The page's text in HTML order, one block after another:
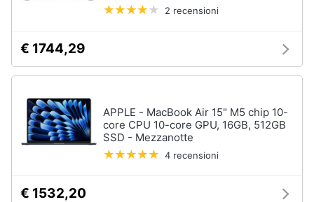
2 recensioni
€ 1744,29
APPLE - MacBook Air 15" M5 chip 10-
core CPU 10-core GPU, 16GB, 512GB
SSD - Mezzanotte
4 recensioni
€ 1532,20